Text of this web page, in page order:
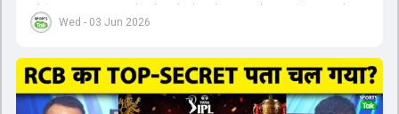
Wed - 03 Jun 2026
सौ छिहत्तर रन बनाकर ऑरेंज कैप और मोस्ट वैल्युएबल प्लेयर का खिताब अपने नाम
किया है। वीडियो में बताया गया है कि ऑस्ट्रेलियाई टीम के वर्तमान कप्तान और
ऑस्ट्रेलियाई कप्तान के अनुसार, शुरुआत में लोगों को इस खिलाड़ी के प्रदर्शन पर
संदेह था, लेकिन अब उसने खुद को एक बेहतरीन बल्लेबाज साबित कर दिया है जो
गेंद को बाउंड्री के काफी पार मारने की क्षमता रखता है। वहीं, इंग्लैंड के पूर्व कप्तान